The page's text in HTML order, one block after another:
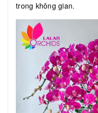
trong không gian.